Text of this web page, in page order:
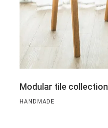
Modular tile collection
HANDMADE